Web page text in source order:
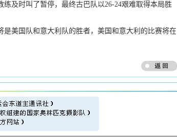
及时叫了暂停，最终古巴队以26-24艰难取得本局胜
美国队和意大利队的胜者，美国和意大利的比赛将在